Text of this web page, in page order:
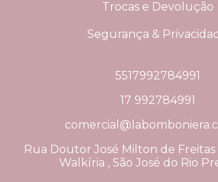
Trocas e Devolução
Segurança &
5517992784991
17 992784991
Rua Doutor José Milton de Freitas
Walkíria , São José do Rio